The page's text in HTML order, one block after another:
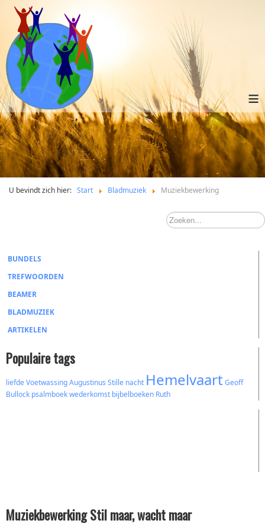
≡
U bevindt zich hier: Start Bladmuziek Muziekbewerking
BUNDELS
TREFWOORDEN
BEAMER
BLADMUZIEK
ARTIKELEN
Populaire tags
liefdeVoetwassingAugustinus Stille nacht HemelvaartGeoff
Bullock psalmboekwederkomst bijbelboeken Ruth
Muziekbewerking Stil maar, wacht maar